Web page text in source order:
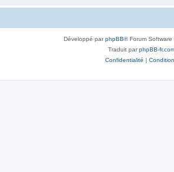
Développé parphpBB® Forum
Traduit parphpBB-
Confidentialité |